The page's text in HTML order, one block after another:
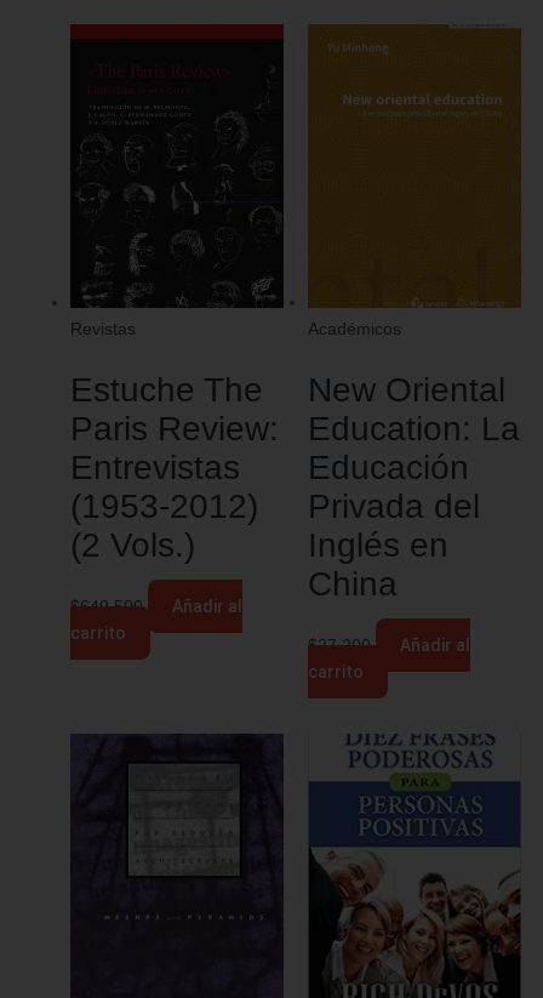
Revistas
Estuche The
Paris Review:
Entrevistas
(1953-2012)
(2 Vols.)
$649.500
Añadir al
carrito
Académicos
New Oriental
Education: La
Educación
Privada del
Inglés en
China
$27.200
Añadir al
carrito